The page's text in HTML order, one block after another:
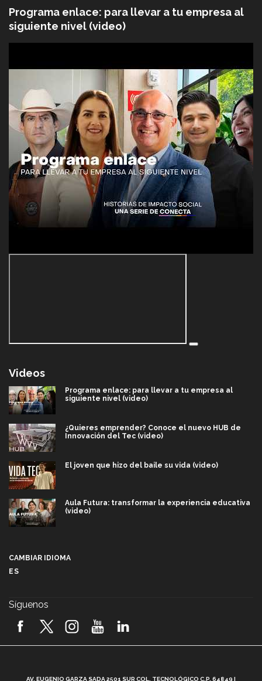
Programa enlace: para llevar a tu empresa al
siguiente nivel (video)
Videos
Programa enlace: para llevar a tu empresa al
siguiente nivel (video)
¿Quieres emprender? Conoce el nuevo HUB de
Innovación del Tec (video)
El joven que hizo del baile su vida (video)
Aula Futura: transformar la experiencia educativa
(video)
2026! (video)
CAMBIAR IDIOMA
ES
Síguenos
AV. EUGENIO GARZA SADA 2501 SUR COL. TECNOLÓGICO C.P. 64849 |